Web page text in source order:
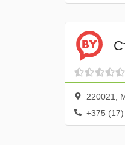
220021,
+375 (17)